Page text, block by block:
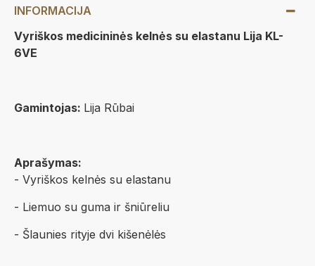
INFORMACIJA
Vyriškos medicininės kelnės su elastanu Lija KL-
6VE
Gamintojas: Lija Rūbai
Aprašymas:
- Vyriškos kelnės su elastanu
- Liemuo su guma ir šniūreliu
- Šlaunies rityje dvi kišenėlės